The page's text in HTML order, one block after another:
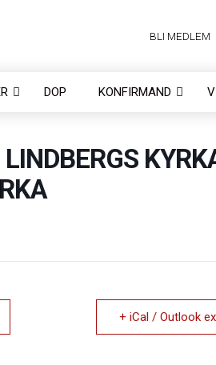
BLI MEDLEM
DOP KONFIRMAND
+ iCal / Outlook